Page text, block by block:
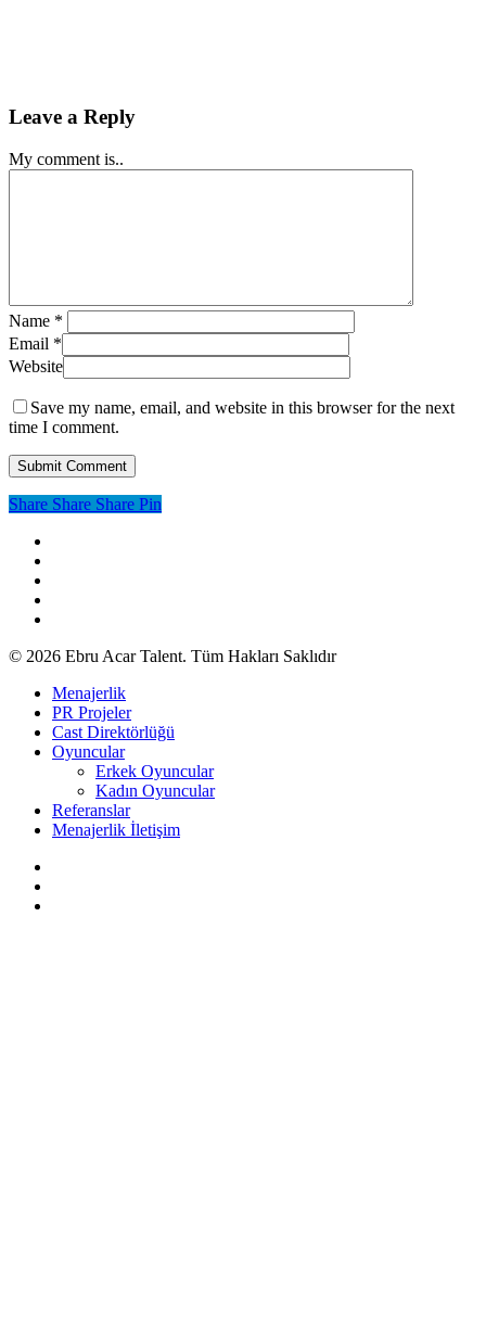
Leave a Reply
My comment is..
Name *
Email *
Website
Save my name, email, and website in this browser for the next
time I comment.
Share
Share Share Share Pin
© 2026 Ebru Acar Talent. Tüm Hakları Saklıdır
Close
Menu
Menajerlik
PR Projeler
Cast Direktörlüğü
Oyuncular
Erkek Oyuncular
Kadın Oyuncular
Referanslar
Menajerlik İletişim